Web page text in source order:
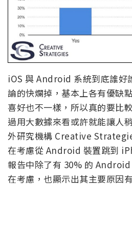
iOS 與 Android 系統到底誰好
論的快爛掉，基本上各有優缺
喜好也不一樣，所以真的要比
過用大數據來看或許就能讓人
外研究機構 Creative
在考慮從 Android 裝置跳到
報告中除了有 30% 的
在考慮，也顯示出其主要原因